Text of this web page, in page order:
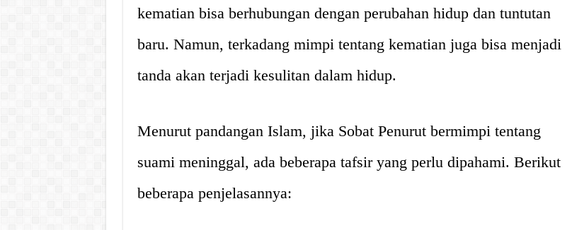
kematian bisa berhubungan dengan perubahan hidup dan tuntutan
baru. Namun, terkadang mimpi tentang kematian juga bisa menjadi
tanda akan terjadi kesulitan dalam hidup.
Menurut pandangan Islam, jika Sobat Penurut bermimpi tentang
suami meninggal, ada beberapa tafsir yang perlu dipahami. Berikut
beberapa penjelasannya: